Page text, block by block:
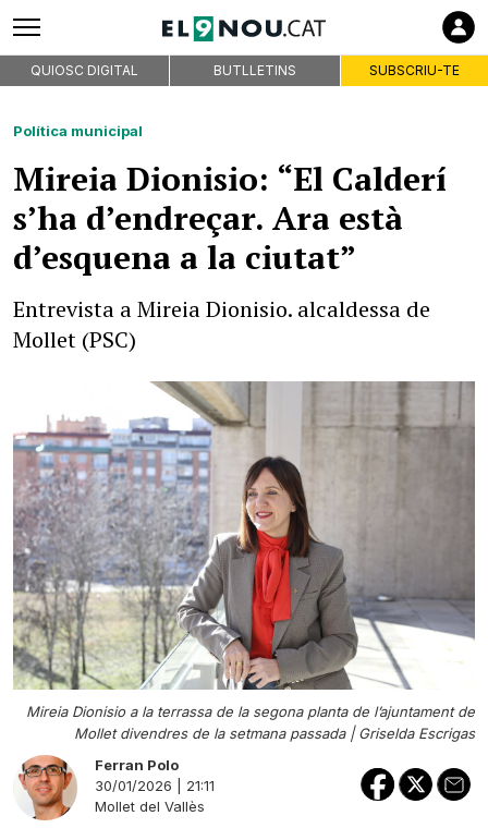
QUIOSC DIGITAL BUTLLETINS SUBSCRIU-TE
Política municipal
Mireia Dionisio: “El Calderí
s’ha d’endreçar. Ara està
d’esquena a la ciutat”
Entrevista a Mireia Dionisio. alcaldessa de
Mollet (PSC)
Mireia Dionisio a la terrassa de la segona planta de l’ajuntament de
Mollet divendres de la setmana passada |Griselda Escrigas
Ferran Polo
30/01/2026 | 21:11
Mollet del Vallès